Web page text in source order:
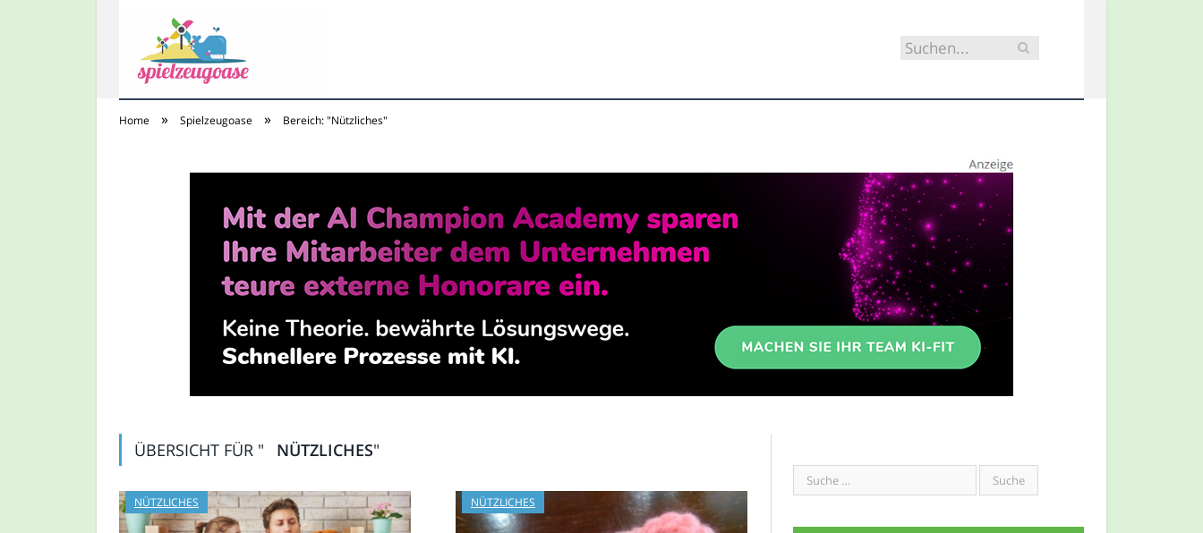
Home » Spielzeugoase » Bereich: "Nützliches"
ÜBERSICHT FÜR " NÜTZLICHES"
NÜTZLICHES NÜTZLICHES